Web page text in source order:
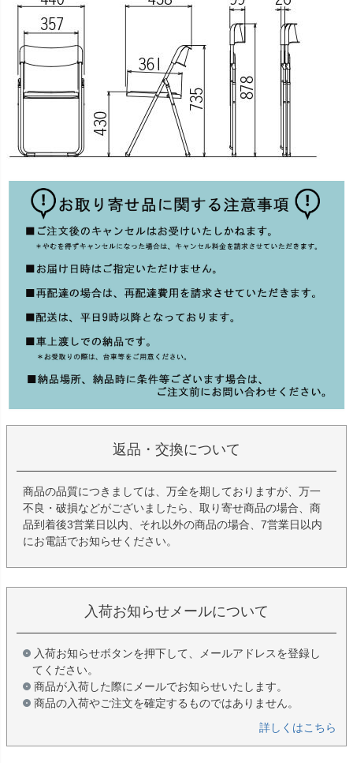
返品・交換について
商品の品質につきましては、万全を期しておりますが、万一
不良・破損などがございましたら、取り寄せ商品の場合、商
品到着後3営業日以内、それ以外の商品の場合、7営業日以内
にお電話でお知らせください。
入荷お知らせメールについて
入荷お知らせボタンを押下して、メールアドレスを登録し
てください。
商品が入荷した際にメールでお知らせいたします。
商品の入荷やご注文を確定するものではありません。
詳しくはこちら